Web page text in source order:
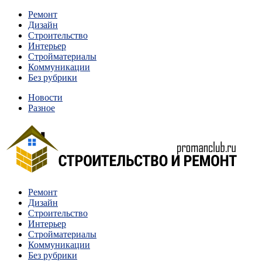
Перейти
содержимому
Ремонт
Дизайн
Строительство
Интерьер
Стройматериалы
Коммуникации
Без рубрики
Новости
Разное
Строительство и ремонт
Квартиры и дома, в которых живут разные люди, очень
отличаются между собой.
Ремонт
Дизайн
Строительство
Интерьер
Стройматериалы
Коммуникации
Без рубрики